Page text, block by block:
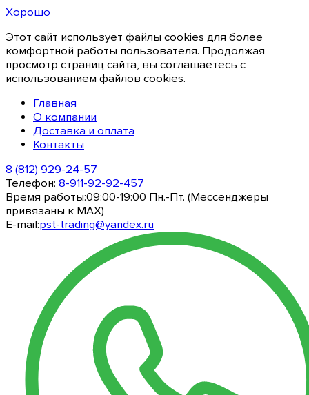
Хорошо
Этот сайт использует файлы cookies для более
комфортной работы пользователя. Продолжая
просмотр страниц сайта, вы соглашаетесь с
использованием файлов cookies.
Главная
О компании
Доставка и оплата
Контакты
8 (812) 929-24-57
Телефон: 8-911-92-92-457
Время работы:09:00-19:00 Пн.-Пт. (Мессенджеры
привязаны к МАХ)
E-mail:pst-trading@yandex.ru